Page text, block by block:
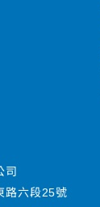
司
路六段25號